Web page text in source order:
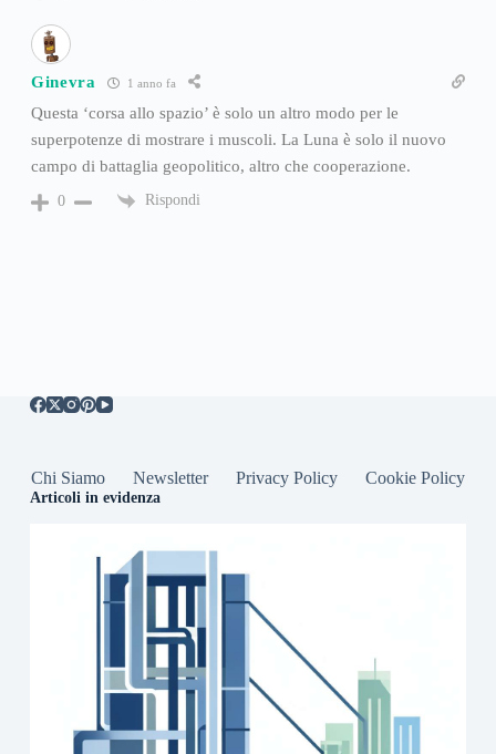
Ginevra 1 anno fa
Questa ‘corsa allo spazio’ è solo un altro modo per le
superpotenze di mostrare i muscoli. La Luna è solo il nuovo
campo di battaglia geopolitico, altro che cooperazione.
0 Rispondi
Chi Siamo Newsletter Privacy Policy Cookie Policy
Articoli in evidenza